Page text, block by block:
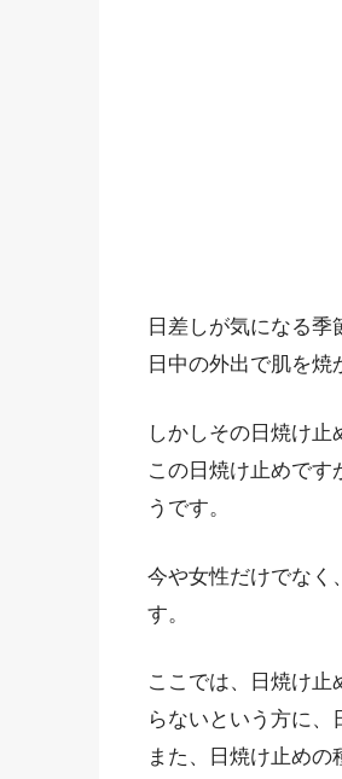
日差しが気になる季
日中の外出で肌を焼
しかしその日焼け止
この日焼け止めで
うです。
今や女性だけでなく
す。
ここでは、日焼け
らないという方に、
また、日焼け止め